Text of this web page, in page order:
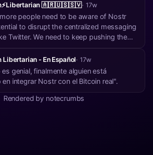
🇦🇷🇺🇸🇸🇻· 17w
people need to be aware of Nostr
to disrupt the centralized messaging
Twitter. We need to keep pushing the
Libertarian - En Español· 17w
genial, finalmente alguien está
integrar Nostr con el Bitcoin real".
Rendered by notecrumbs